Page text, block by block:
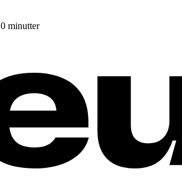
minutter